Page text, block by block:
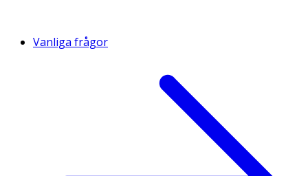
Vanliga frågor